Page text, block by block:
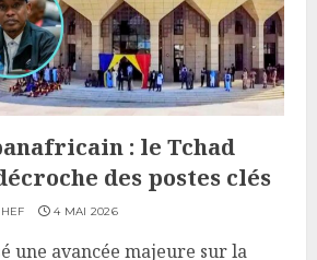
: le Tchad
des postes clés
4 MAI 2026
une avancée majeure sur la